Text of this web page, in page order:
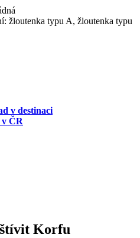
žloutenka typu A, žloutenka typu
v destinaci
ČR
Korfu